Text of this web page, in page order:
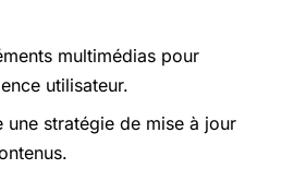
multimédias pour
utilisateur.
une stratégie de mise à jour